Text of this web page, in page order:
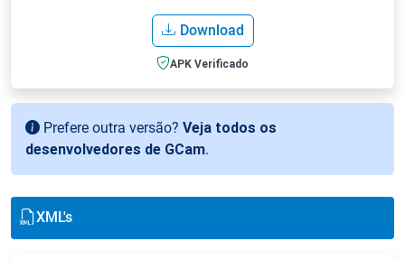
Download
APK Verificado
Prefere outra versão? Veja todos os
desenvolvedores de GCam.
XML's